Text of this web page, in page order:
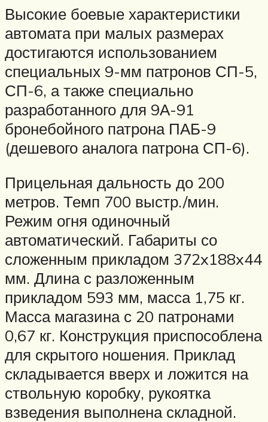
Высокие боевые характеристики
автомата при малых размерах
достигаются использованием
специальных 9-мм патронов СП-5,
СП-6, а также специально
разработанного для 9А-91
бронебойного патрона ПАБ-9
(дешевого аналога патрона СП-6).
Прицельная дальность до 200
метров. Темп 700 выстр./мин.
Режим огня одиночный
автоматический. Габариты со
сложенным прикладом 372x188x44
мм. Длина с разложенным
прикладом 593 мм, масса 1,75 кг.
Масса магазина с 20 патронами
0,67 кг. Конструкция приспособлена
для скрытого ношения. Приклад
складывается вверх и ложится на
ствольную коробку, рукоятка
взведения выполнена складной.